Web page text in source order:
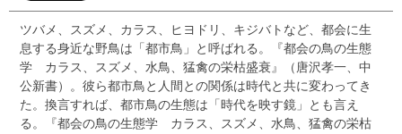
ツバメ、スズメ、カラス、ヒヨドリ、キジバトなど、都会に生
息する身近な野鳥は「都市鳥」と呼ばれる。『都会の鳥の生態
学 カラス、スズメ、水鳥、猛禽の栄枯盛衰』（唐沢孝一、中
公新書）。彼ら都市鳥と人間との関係は時代と共に変わってき
た。換言すれば、都市鳥の生態は「時代を映す鏡」とも言え
る。『都会の鳥の生態学 カラス、スズメ、水鳥、猛禽の栄枯